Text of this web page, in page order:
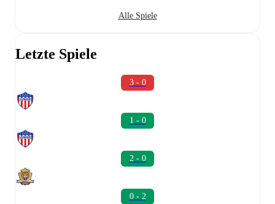
Alle Spiele
Letzte Spiele
3 - 0
1 - 0
2 - 0
0 - 2